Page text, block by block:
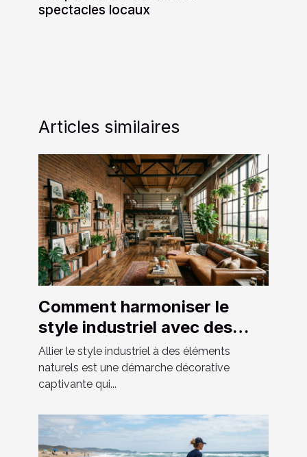
spectacles locaux
Articles similaires
Comment harmoniser le
style industriel avec des
éléments naturels ?
Allier le style industriel à des éléments
naturels est une démarche décorative
captivante qui...